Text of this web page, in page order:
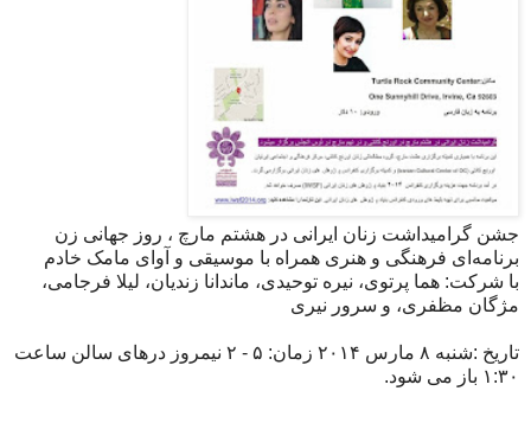
جشن گرامیداشت زنان ایرانی در هشتم مارچ ، روز جهانی زن
برنامه‌ای فرهنگی‌ و هنری همراه با موسیقی و آوای مامک خادم
با شرکت: هما پرتوی، نیره توحیدی، ماندانا زندیان، لیلا فرجامی،
مژگان مظفری، و سرور نیری
تاریخ :شنبه ۸ مارس ۲۰۱۴ زمان: ۵ - ۲ نیمروز درهای سالن ساعت
۱:۳۰ باز می شود.